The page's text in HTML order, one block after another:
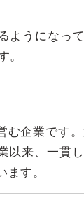
ようになっ
。
む企業です
以来、一貫
す。